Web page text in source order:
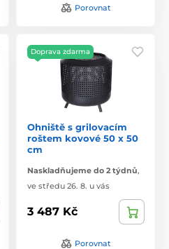
Porovnat
Doprava zdarma
Ohniště s grilovacím
roštem kovové 50 x 50
cm
Naskladňujeme do 2 týdnů,
ve středu 26. 8. u vás
3 487 Kč
Porovnat